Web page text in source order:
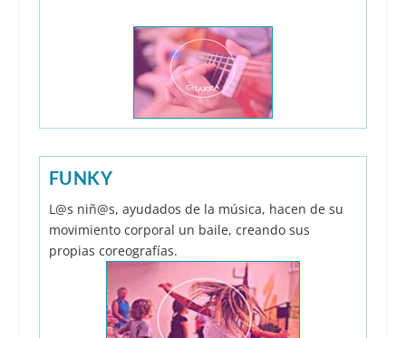
FUNKY
L@s niñ@s, ayudados de la música, hacen de su
movimiento corporal un baile, creando sus
propias coreografías.